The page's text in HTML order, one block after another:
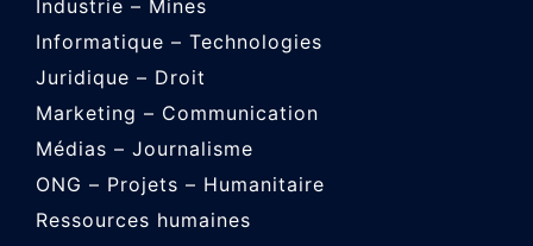
Industrie – Mines
Informatique – Technologies
Juridique – Droit
Marketing – Communication
Médias – Journalisme
ONG – Projets – Humanitaire
Ressources humaines